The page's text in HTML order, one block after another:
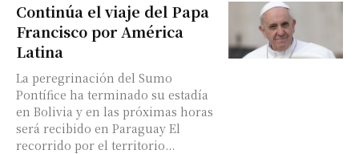
Continúa el viaje del Papa
Francisco por América
Latina
La peregrinación del Sumo
Pontífice ha terminado su estadía
en Bolivia y en las próximas horas
será recibido en Paraguay El
recorrido por el territorio...